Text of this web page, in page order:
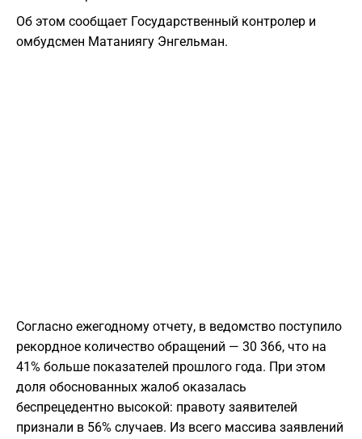
Об этом сообщает Государственный контролер и
омбудсмен Матаниягу Энгельман.
Согласно ежегодному отчету, в ведомство поступило
рекордное количество обращений — 30 366, что на
41% больше показателей прошлого года. При этом
доля обоснованных жалоб оказалась
беспрецедентно высокой: правоту заявителей
признали в 56% случаев. Из всего массива заявлений